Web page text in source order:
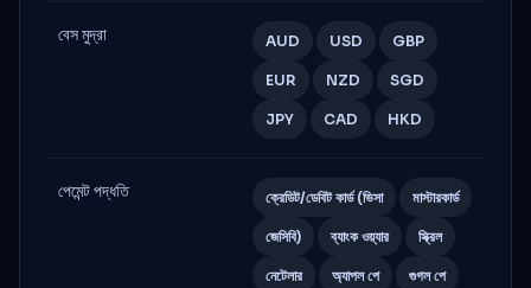
বেস মুদ্রা AUD USD GBP
EUR NZD SGD
JPY CAD HKD
পেমেন্ট পদ্ধতি ক্রেডিট/ডেবিট কার্ড (ভিসা মাস্টারকার্ড
জেসিবি) ব্যাংক ওয়্যার স্ক্রিল
নেটেলার অ্যাপল পে গুগল পে